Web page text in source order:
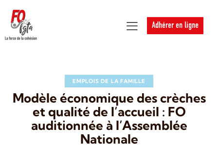
Adhérer en ligne
EMPLOIS DE LA FAMILLE
Modèle économique des crèches
et qualité de l’accueil : FO
auditionnée à l’Assemblée
Nationale